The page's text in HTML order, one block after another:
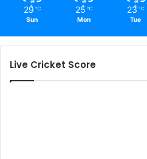
29 ℃
Sun
25 ℃
Mon
23 ℃
Tue
Live Cricket Score